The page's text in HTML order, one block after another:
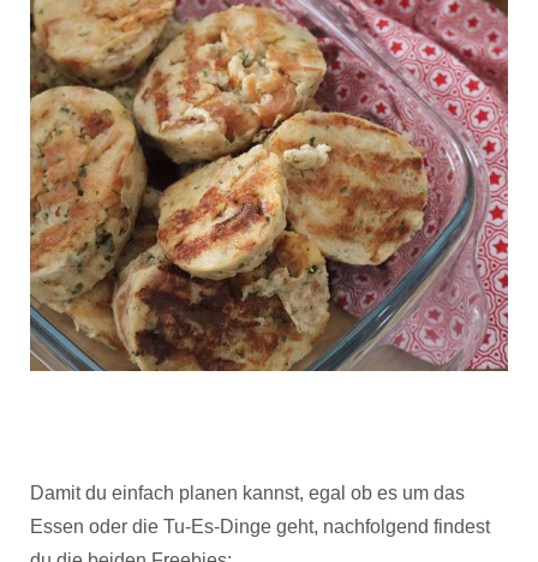
Damit du einfach planen kannst, egal ob es um das
Essen oder die Tu-Es-Dinge geht, nachfolgend findest